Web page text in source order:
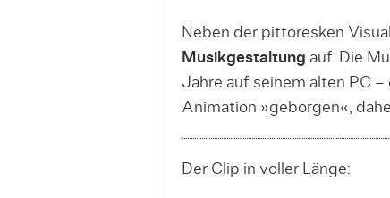
Neben der pittoresken
Musikgestaltung auf. Die
Jahre auf seinem alten PC
Animation »geborgen«,
Der Clip in voller Länge: